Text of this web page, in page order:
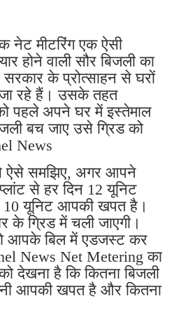
नेट मीटरिंग एक ऐसी
होने वाली सौर बिजली का
के प्रोत्साहन से घरों
जा रहे हैं। उसके तहत
पहले अपने घर में इस्तेमाल
बच जाए उसे ग्रिड को
News
ऐसे समझिए, अगर आपने
से हर दिन 12 यूनिट
10 यूनिट आपकी खपत है।
के ग्रिड में चली जाएगी।
आपके बिल में एडजस्ट कर
News Net Metering का
देखना है कि कितना बिजली
आपकी खपत है और कितना